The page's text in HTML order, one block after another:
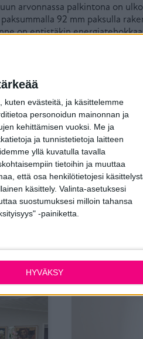
kuten evästeitä, ja käsittelemme
personoidun mainonnan ja
kehittämisen vuoksi. Me ja
ja tunnistetietoja laitteen
yllä kuvatulla tavalla
tietoihin ja muuttaa
että osa henkilötietojesi
käsittely. Valinta-asetuksesi
suostumuksesi milloin tahansa
-painiketta.
HYVÄKSY
arvonnassa palkintona on
92 mm paksulla
on entistäkin
ARVONTAAN